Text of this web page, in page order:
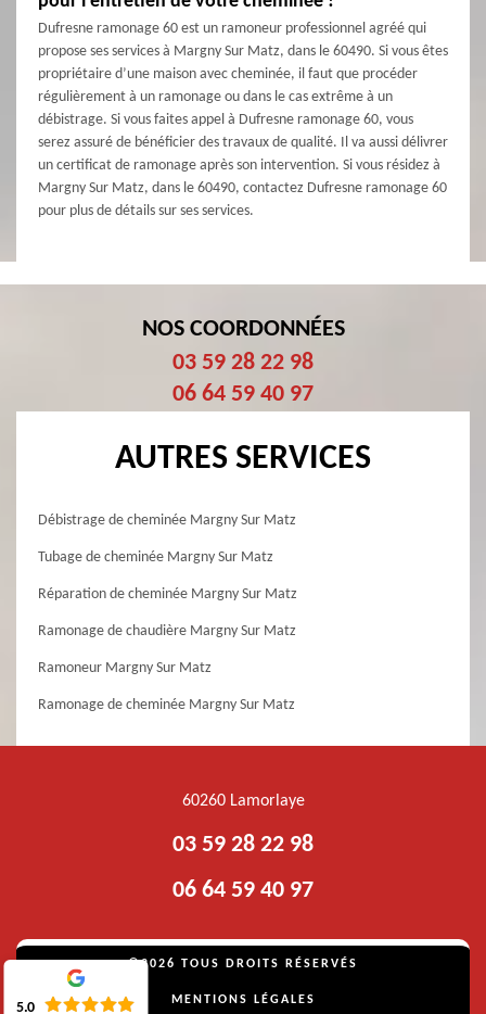
Dufresne ramonage 60 est un ramoneur professionnel agréé qui
propose ses services à Margny Sur Matz, dans le 60490. Si vous êtes
propriétaire d’une maison avec cheminée, il faut que procéder
régulièrement à un ramonage ou dans le cas extrême à un
débistrage. Si vous faites appel à Dufresne ramonage 60, vous
serez assuré de bénéficier des travaux de qualité. Il va aussi délivrer
un certificat de ramonage après son intervention. Si vous résidez à
Margny Sur Matz, dans le 60490, contactez Dufresne ramonage 60
pour plus de détails sur ses services.
NOS COORDONNÉES
03 59 28 22 98
06 64 59 40 97
AUTRES SERVICES
Débistrage de cheminée Margny Sur Matz
Tubage de cheminée Margny Sur Matz
Réparation de cheminée Margny Sur Matz
Ramonage de chaudière Margny Sur Matz
Ramoneur Margny Sur Matz
Ramonage de cheminée Margny Sur Matz
60260 Lamorlaye
03 59 28 22 98
06 64 59 40 97
©2026 TOUS DROITS RÉSERVÉS
MENTIONS LÉGALES
5.0